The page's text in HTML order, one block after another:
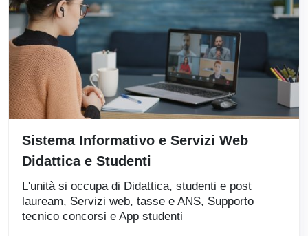
Sistema Informativo e Servizi Web
Didattica e Studenti
L'unità si occupa di Didattica, studenti e post
lauream, Servizi web, tasse e ANS, Supporto
tecnico concorsi e App studenti